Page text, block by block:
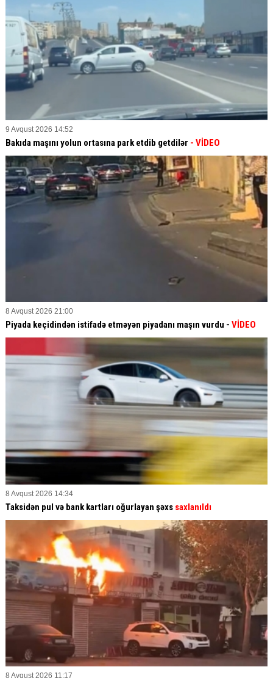
9 Avqust 2026 14:52
Bakıda maşını yolun ortasına park etdib getdilər - VİDEO
8 Avqust 2026 21:00
Piyada keçidindən istifadə etməyən piyadanı maşın vurdu - VİDEO
8 Avqust 2026 14:34
Taksidən pul və bank kartları oğurlayan şəxs saxlanıldı
8 Avqust 2026 11:17